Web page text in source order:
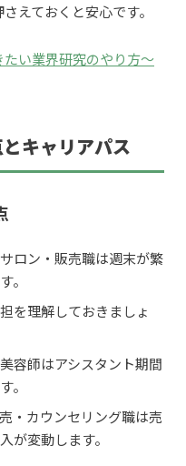
えておくと安心です。
い業界研究のやり方〜
キャリアパス
サロン・販売職は週末が繁
。
を理解しておきましょ
美容師はアシスタント期間
。
売・カウンセリング職は売
が変動します。